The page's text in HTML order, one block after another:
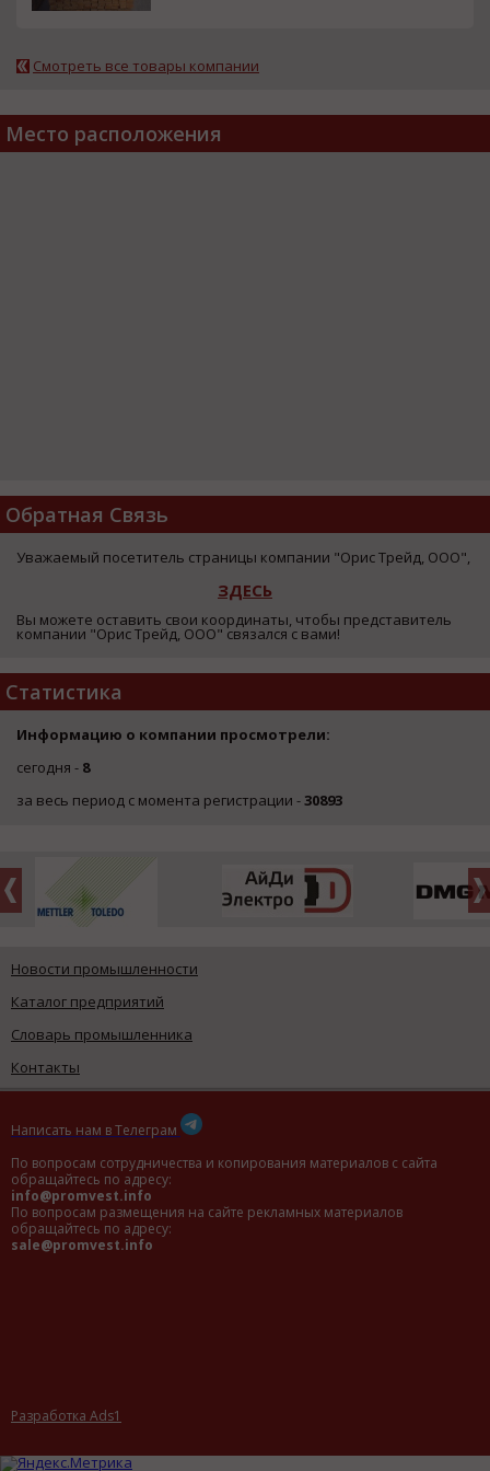
Смотреть все товары компании
Место расположения
Обратная Связь
Уважаемый посетитель страницы компании "Орис Трейд, ООО",
ЗДЕСЬ
Вы можете оставить свои координаты, чтобы представитель
компании "Орис Трейд, ООО" связался с вами!
Статистика
Информацию о компании просмотрели:
сегодня - 8
за весь период с момента регистрации -30893
Новости промышленности
Каталог предприятий
Словарь промышленника
Контакты
Написать нам в Телеграм
По вопросам сотрудничества и копирования материалов с сайта
обращайтесь по адресу:
info@promvest.info
По вопросам размещения на сайте рекламных материалов
обращайтесь по адресу:
sale@promvest.info
Разработка Ads1